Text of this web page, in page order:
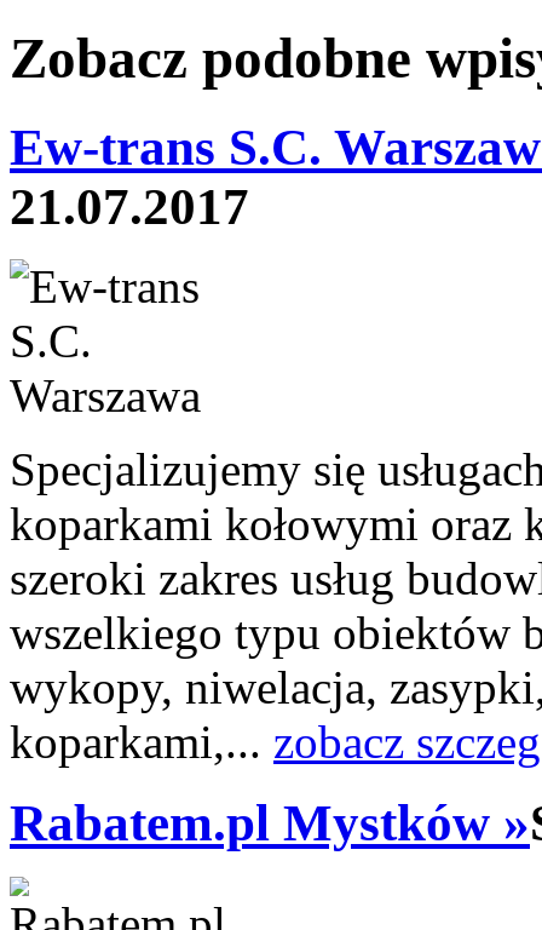
Zobacz podobne
Ew-trans S.C.
21.07.2017
Specjalizujemy się
koparkami kołowymi oraz
szeroki zakres usług
wszelkiego typu obiektów
wykopy, niwelacja,
koparkami,... zobacz
Rabatem.pl Mystków »